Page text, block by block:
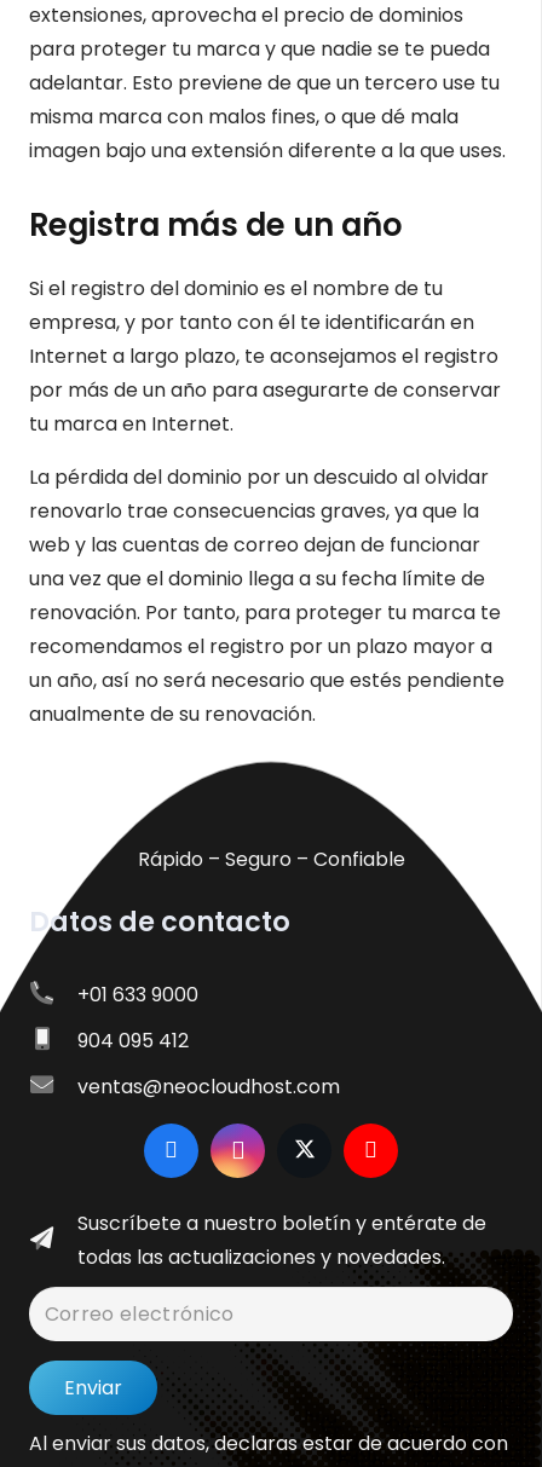
extensiones, aprovecha el precio de dominios
para proteger tu marca y que nadie se te pueda
adelantar. Esto previene de que un tercero use tu
misma marca con malos fines, o que dé mala
imagen bajo una extensión diferente a la que uses.
Registra más de un año
Si el registro del dominio es el nombre de tu
empresa, y por tanto con él te identificarán en
Internet a largo plazo, te aconsejamos el registro
por más de un año para asegurarte de conservar
tu marca en Internet.
La pérdida del dominio por un descuido al olvidar
renovarlo trae consecuencias graves, ya que la
web y las cuentas de correo dejan de funcionar
una vez que el dominio llega a su fecha límite de
renovación. Por tanto, para proteger tu marca te
recomendamos el registro por un plazo mayor a
un año, así no será necesario que estés pendiente
anualmente de su renovación.
Rápido – Seguro – Confiable
Datos de contacto
+01 633 9000
904 095 412
ventas@neocloudhost.com
Suscríbete a nuestro boletín y entérate de
todas las actualizaciones y novedades.
Enviar
Al enviar sus datos, declaras estar de acuerdo con